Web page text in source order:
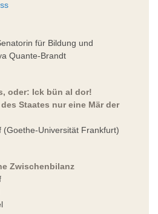
für Bildung und
Quante-Brandt
oder: Ick bün al dor!
Staates nur eine Mär der
(Goethe-Universität Frankfurt)
Zwischenbilanz